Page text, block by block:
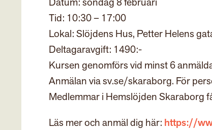
Tid: 10:30 – 17:00
Lokal: Slöjdens Hus, Petter Helens
Deltagaravgift: 1490:-
Kursen genomförs vid minst 6
Anmälan via sv.se/skaraborg. För
Medlemmar i Hemslöjden Skaraborg
Läs mer och anmäl dig här: https://